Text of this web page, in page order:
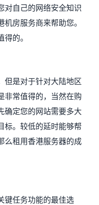
对自己的网络安全知识
房服务商来帮助您。
的。
但是对于针对大陆地区
非常值得的，当然在购
确定您的网站需要多大
标。较低的延时能够帮
么租用香港服务器的成
键任务功能的最佳选